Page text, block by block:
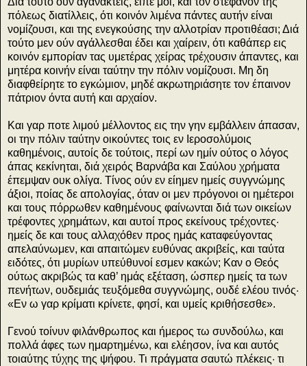
πόλεως διατίλλεις, ότι κοινόν λιμένα πάντες αυτήν είναι
νομίζουσι, και της ενεγκούσης την αλλοτρίαν προτιθέασι; Διά
τούτο μεν ούν αγάλλεσθαι έδει και χαίρειν, ότι καθάπερ εις
κοινόν εμπορίαν τας υμετέρας χείρας τρέχουσιν άπαντες, και
μητέρα κοινήν είναι ταύτην την πόλιν νομίζουσι. Μη δη
διαφθείρητε το εγκώμιον, μηδέ ακρωτηριάσητε τον έπαινον
πάτριον όντα αυτή και αρχαίον.
Και γαρ ποτε λιμού μέλλοντος εις την γην εμβάλλειν άπασαν,
οι την πόλιν ταύτην οικούντες τοις εν Ιεροσολύμοις
καθημένοις, αυτοίς δε τούτοις, περί ων ημίν ούτος ο λόγος
άπας κεκίνηται, διά χειρός Βαρνάβα και Σαύλου χρήματα
έπεμψαν ουκ ολίγα. Τίνος ούν εν είημεν ημείς συγγνώμης
άξιοι, ποίας δε απολογίας, όταν οι μεν πρόγονοι οι ημέτεροι
και τους πόρρωθεν καθημένους φαίνωνται διά των οικείων
τρέφοντες χρημάτων, και αυτοί προς εκείνους τρέχοντες·
ημείς δε και τους αλλαχόθεν προς ημάς καταφεύγοντας
απελαύνωμεν, και απαιτώμεν ευθύνας ακριβείς, και ταύτα
ειδότες, ότι μυρίων υπεύθυνοί εσμεν κακών; Καν ο Θεός
ούτως ακριβώς τα καθ’ ημάς εξέταση, ώσπερ ημείς τα των
πενήτων, ουδεμιάς τευξόμεθα συγγνώμης, ουδέ ελέου τινός·
«Εν ω γαρ κρίματι κρίνετε, φησί, και υμείς κριθήσεσθε».
Γενού τοίνυν φιλάνθρωπος και ήμερος τω συνδούλω, και
πολλά άφες των ημαρτημένω, και ελέησον, ίνα και αυτός
τοιαύτης τύχης της ψήφου. Τι πράγματα σαυτώ πλέκεις· τι